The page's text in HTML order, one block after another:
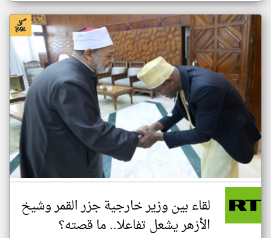
لقاء بين وزير خارجية جزر القمر وشيخ
الأزهر يشعل تفاعلا.. ما قصته؟